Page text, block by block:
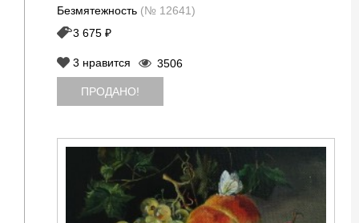
Безмятежность (№ 12641)
3 675 ₽
3 нравится 3506
ПРОДАНО!